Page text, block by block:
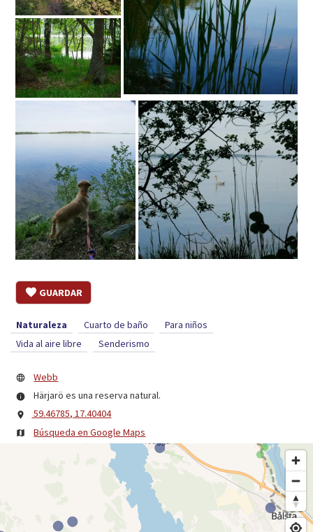
GUARDAR
Naturaleza Cuarto de baño
Para niños
Vida al aire libre
Senderismo
Webb
Härjarö es una reserva natural.
59.46785, 17.40404
Búsqueda en Google Maps